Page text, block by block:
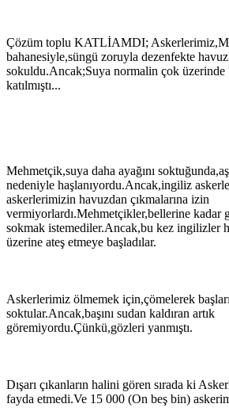
Çözüm toplu KATLİAMDI;
bahanesiyle,süngü zoruyla dezenfekte
sokuldu.Ancak;Suya normalin çok üzerinde
katılmıştı...
Mehmetçik,suya daha ayağını
nedeniyle haşlanıyordu.Ancak,ingiliz
askerlerimizin havuzdan çıkmalarına izin
vermiyorlardı.Mehmetçikler,bellerine kadar
sokmak istemediler.Ancak,bu kez ingilizler
üzerine ateş etmeye başladılar.
Askerlerimiz ölmemek için,çömelerek
soktular.Ancak,başını sudan kaldıran artık
göremiyordu.Çünkü,gözleri yanmıştı.
Dışarı çıkanların halini gören sırada ki
fayda etmedi.Ve 15 000 (On beş bin)